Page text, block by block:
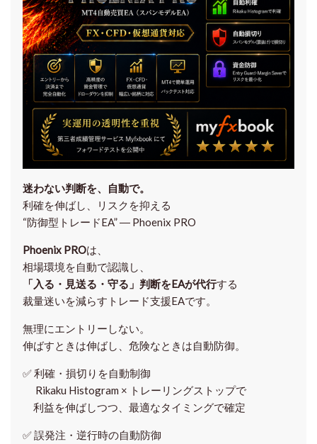
迷わない判断を、自動で。
利確を伸ばし、リスクを抑える
“防御型トレードEA” ― Phoenix PRO
Phoenix PROは、
相場環境を自動で認識し、
「入る・見送る・守る」判断をEAが代行する
裁量迷いを減らすトレード支援EAです。
無理にエントリーしない。
伸ばすときは伸ばし、危険なときは自動防御。
✅利確・損切りを自動制御
Rikaku Histogram × トレーリングストップで
利益を伸ばしつつ、最適なタイミングで確定
✅誤発注・逆行時の自動防御